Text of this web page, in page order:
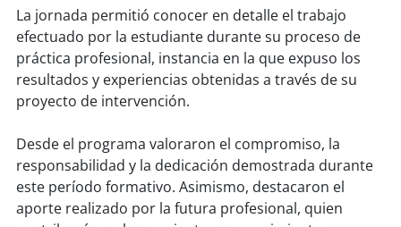
soysanantonio
soychillán
soysancarlos
soytalcahuano
soyconcepción
La jornada permitió conocer en detalle el trabajo
efectuado por la estudiante durante su proceso de
práctica profesional, instancia en la que expuso los
resultados y experiencias obtenidas a través de su
proyecto de intervención.
Desde el programa valoraron el compromiso, la
responsabilidad y la dedicación demostrada durante
este período formativo. Asimismo, destacaron el
aporte realizado por la futura profesional, quien